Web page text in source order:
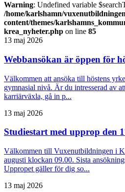
Warning: Undefined variable
/home/karlshamn/
content/themes/
krea_nyheter.php on line 85
13 maj 2026
Webbansökan är öppen för
Välkommen att ansöka till höstens
gymnasial nivå. Är du intresserad av
karriärväxla, gå in p...
13 maj 2026
Studiestart med upprop den
Välkommen till Vuxenutbildningen i
augusti klockan 09.00. Sista
Uppropet gäller för dig so...
13 maj 2026